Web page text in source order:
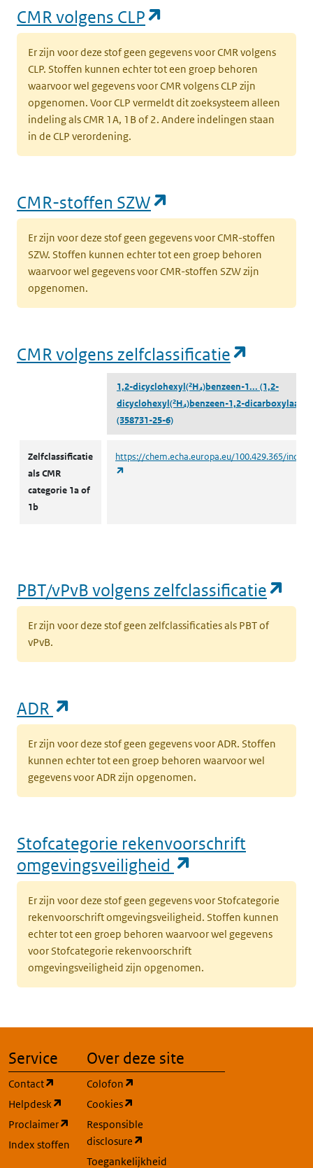
CMR volgens CLP
Er zijn voor deze stof geen gegevens voor CMR volgens
CLP. Stoffen kunnen echter tot een groep behoren
waarvoor wel gegevens voor CMR volgens CLP zijn
opgenomen. Voor CLP vermeldt dit zoeksysteem alleen
indeling als CMR 1A, 1B of 2. Andere indelingen staan
in de CLP verordening.
CMR-stoffen SZW
Er zijn voor deze stof geen gegevens voor CMR-stoffen
SZW. Stoffen kunnen echter tot een groep behoren
waarvoor wel gegevens voor CMR-stoffen SZW zijn
opgenomen.
CMR volgens zelfclassificatie
1,2-dicyclohexyl(²H₄)benzeen-1... (1,2-
dicyclohexyl(²H₄)benzeen-1,2-dicarboxylaat)
(358731-25-6)
Zelfclassificatie
als CMR
categorie 1a of
1b
https://chem.echa.europa.eu/100.429.365/
PBT/vPvB volgens zelfclassificatie
Er zijn voor deze stof geen zelfclassificaties als PBT of
vPvB.
ADR
Er zijn voor deze stof geen gegevens voor ADR. Stoffen
kunnen echter tot een groep behoren waarvoor wel
gegevens voor ADR zijn opgenomen.
Stofcategorie rekenvoorschrift
omgevingsveiligheid
Er zijn voor deze stof geen gegevens voor Stofcategorie
rekenvoorschrift omgevingsveiligheid. Stoffen kunnen
echter tot een groep behoren waarvoor wel gegevens
voor Stofcategorie rekenvoorschrift
omgevingsveiligheid zijn opgenomen.
Service
Contact
(opent in een nieuw tabblad)
Helpdesk
(opent in een nieuw tabblad)
Proclaimer
(opent in een nieuw tabblad)
Index stoffen
Over deze site
Colofon
Cookies
Responsible
disclosure
Toegankelijkheid